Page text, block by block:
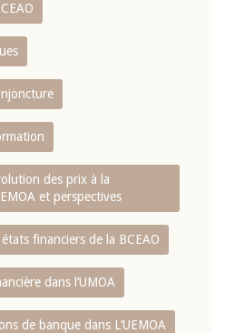
des prix à la
et perspectives
financiers de la BCEAO
dans l‘UMOA
de banque dans L‘UEMOA